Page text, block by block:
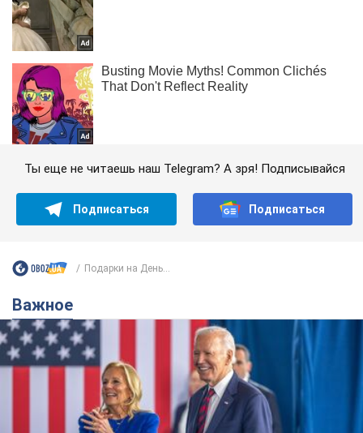
Ты еще не читаешь наш Telegram? А зря! Подписывайся
Подписаться Подписаться
Подарки на День...
Важное